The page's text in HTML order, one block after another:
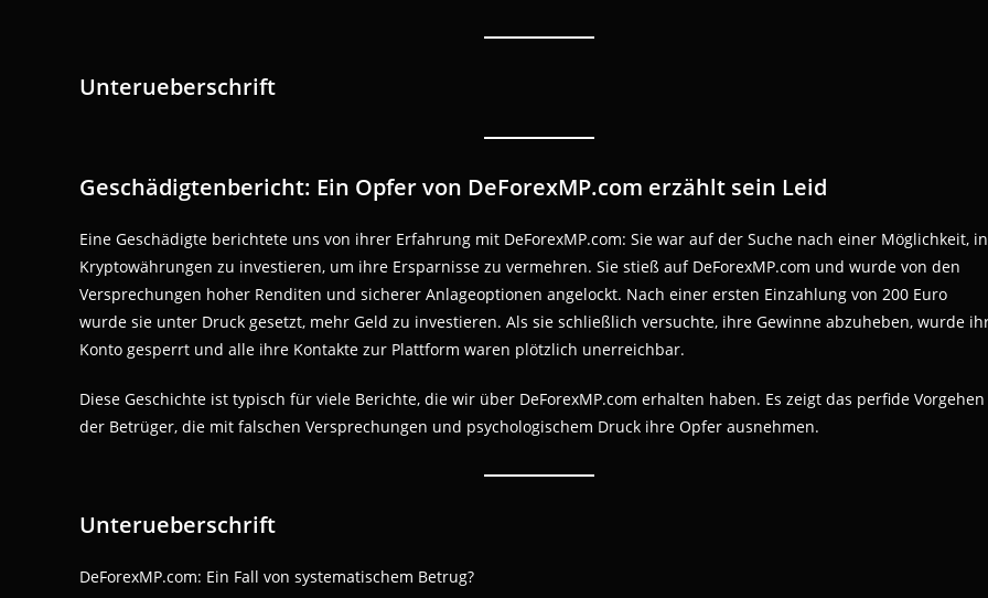
Unterueberschrift
Geschädigtenbericht: Ein Opfer von DeForexMP.com erzählt sein Leid
Eine Geschädigte berichtete uns von ihrer Erfahrung mit DeForexMP.com: Sie war auf der Suche nach einer Möglichkeit, in
Kryptowährungen zu investieren, um ihre Ersparnisse zu vermehren. Sie stieß auf DeForexMP.com und wurde von den
Versprechungen hoher Renditen und sicherer Anlageoptionen angelockt. Nach einer ersten Einzahlung von 200 Euro
wurde sie unter Druck gesetzt, mehr Geld zu investieren. Als sie schließlich versuchte, ihre Gewinne abzuheben, wurde
Konto gesperrt und alle ihre Kontakte zur Plattform waren plötzlich unerreichbar.
Diese Geschichte ist typisch für viele Berichte, die wir über DeForexMP.com erhalten haben. Es zeigt das perfide Vorgehen
der Betrüger, die mit falschen Versprechungen und psychologischem Druck ihre Opfer ausnehmen.
Unterueberschrift
DeForexMP.com: Ein Fall von systematischem Betrug?